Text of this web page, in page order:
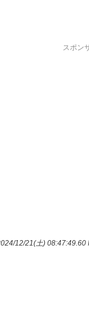
スポン
12/21(土) 08:47:49.60